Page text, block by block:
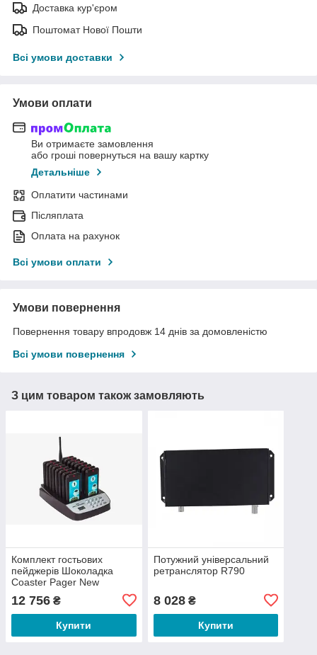
Доставка кур'єром
Поштомат Нової Пошти
Всі умови доставки
Умови оплати
Ви отримаєте замовлення
або гроші повернуться на вашу картку
Детальніше
Оплатити частинами
Післяплата
Оплата на рахунок
Всі умови оплати
Умови повернення
Повернення товару впродовж 14 днів за домовленістю
Всі умови повернення
З цим товаром також замовляють
Комплект гостьових
пейджерів Шоколадка
Coaster Pager New
12 756 ₴
Купити
Потужний універсальний
ретранслятор R790
8 028₴
Купити